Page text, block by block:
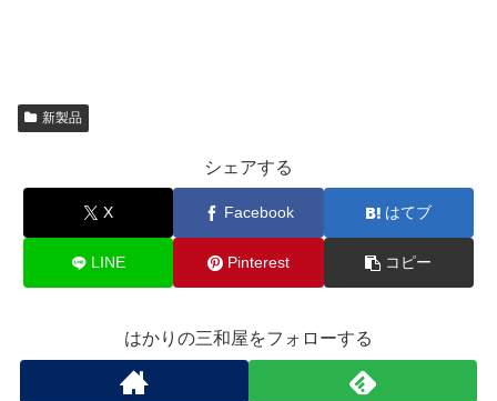
新製品
シェアする
X Facebook はてブ
LINE Pinterest コピー
はかりの三和屋をフォローする